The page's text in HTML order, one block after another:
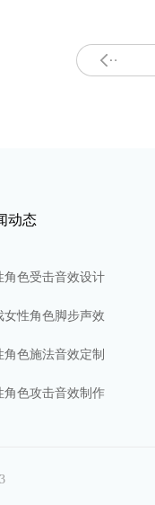
动态
角色受击音效设计
女性角色脚步声效
角色施法音效定制
角色攻击音效制作